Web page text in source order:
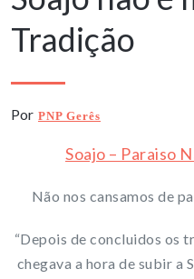
Tradição
Por PNP Gerês
Soajo – Paraiso
Não nos cansamos de
“Depois de concluidos os
chegava a hora de subir a